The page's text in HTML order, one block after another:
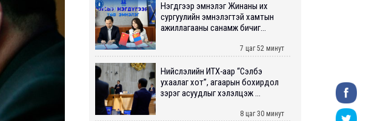
Нэгдүгээр эмнэлэг Жинаны их
сургуулийн эмнэлэгтэй хамтын
ажиллагааны санамж бичиг...
7 цаг 52 минут
Нийслэлийн ИТХ-аар “Сэлбэ
ухаалаг хот”, агаарын бохирдол
зэрэг асуудлыг хэлэлцэж ...
8 цаг 30 минут